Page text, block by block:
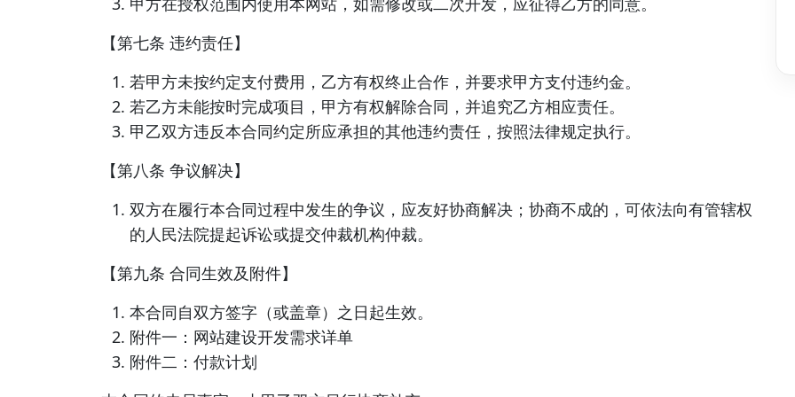
【第七条 违约责任】
若甲方未按约定支付费用，乙方有权终止合作，并要求甲方支付违约金。
若乙方未能按时完成项目，甲方有权解除合同，并追究乙方相应责任。
甲乙双方违反本合同约定所应承担的其他违约责任，按照法律规定执行。
【第八条 争议解决】
双方在履行本合同过程中发生的争议，应友好协商解决；协商不成的，可依法向有管辖权
的人民法院提起诉讼或提交仲裁机构仲裁。
【第九条 合同生效及附件】
本合同自双方签字（或盖章）之日起生效。
附件一：网站建设开发需求详单
附件二：付款计划